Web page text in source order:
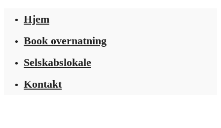
Hjem
Book overnatning
Selskabslokale
Kontakt